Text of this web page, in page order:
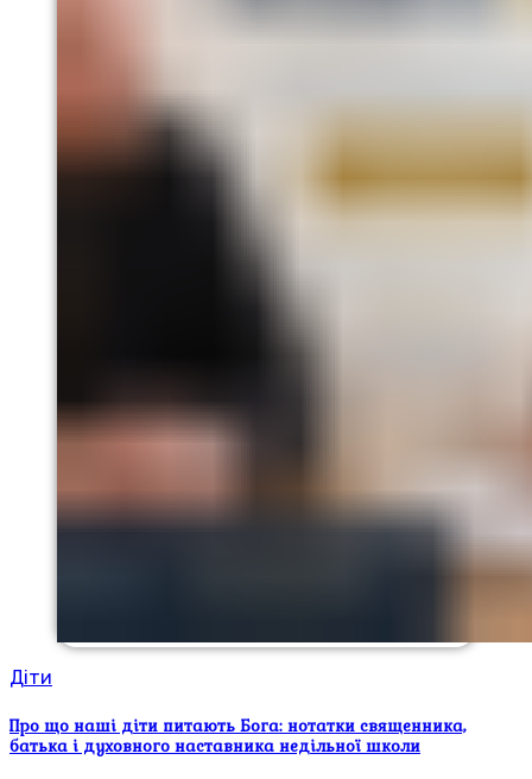
Діти
Про що наші діти питають Бога: нотатки священника,
батька і духовного наставника недільної школи